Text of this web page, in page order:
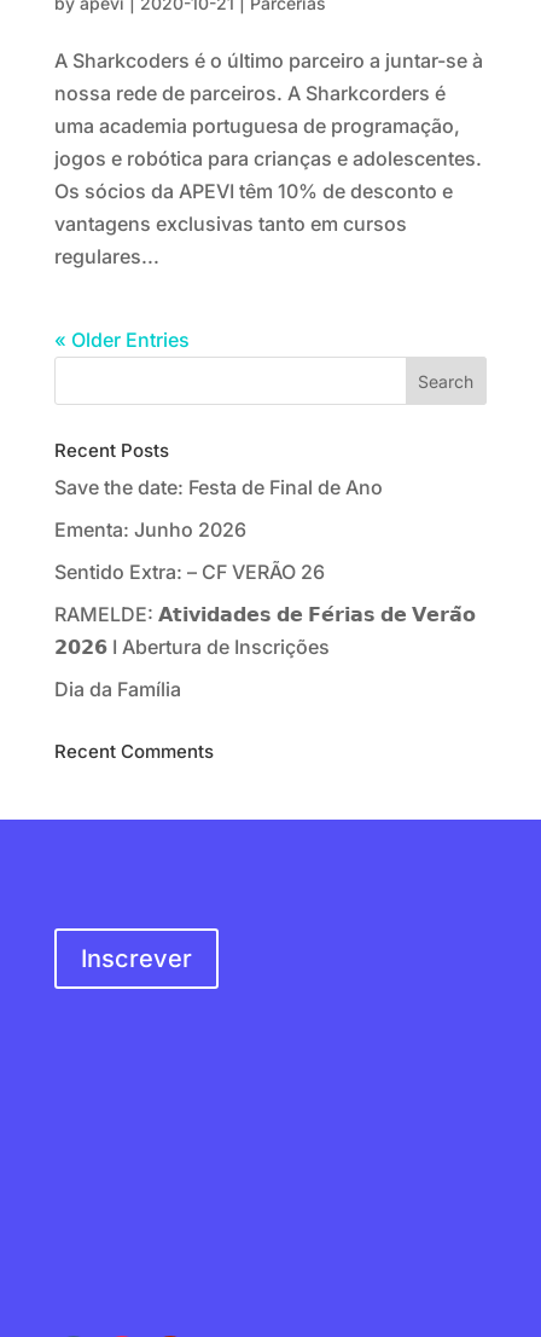
A Sharkcoders é o último parceiro a juntar-se à
nossa rede de parceiros. A Sharkcorders é
uma academia portuguesa de programação,
jogos e robótica para crianças e adolescentes.
Os sócios da APEVI têm 10% de desconto e
vantagens exclusivas tanto em cursos
regulares...
« Older Entries
Recent Posts
Save the date: Festa de Final de Ano
Ementa: Junho 2026
Sentido Extra: – CF VERÃO 26
RAMELDE: 𝗔𝘁𝗶𝘃𝗶𝗱𝗮𝗱𝗲𝘀 𝗱𝗲 𝗙𝗲́𝗿𝗶𝗮𝘀 𝗱𝗲 𝗩𝗲𝗿𝗮̃𝗼
𝟮𝟬𝟮𝟲 I Abertura de Inscrições
Dia da Família
Recent Comments
Inscrever